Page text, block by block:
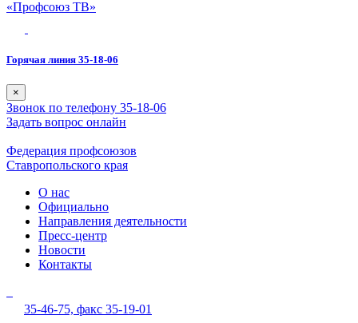
«Профсоюз ТВ»
Горячая линия 35-18-06
×
Звонок по телефону 35-18-06
Задать вопрос онлайн
Федерация профсоюзов
Ставропольского края
О нас
Официально
Направления деятельности
Пресс-центр
Новости
Контакты
35-46-75, факс 35-19-01